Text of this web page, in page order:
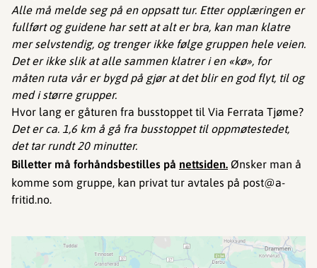
Alle må melde seg på en oppsatt tur. Etter opplæringen er
fullført og guidene har sett at alt er bra, kan man klatre
mer selvstendig, og trenger ikke følge gruppen hele veien.
Det er ikke slik at alle sammen klatrer i en «kø», for
måten ruta vår er bygd på gjør at det blir en god flyt, til og
med i større grupper.
Hvor lang er gåturen fra busstoppet til Via Ferrata Tjøme?
Det er ca. 1,6 km å gå fra busstoppet til oppmøtestedet,
det tar rundt 20 minutter.
Billetter må forhåndsbestilles på nettsiden. Ønsker man å
komme som gruppe, kan privat tur avtales på post@a-
fritid.no.